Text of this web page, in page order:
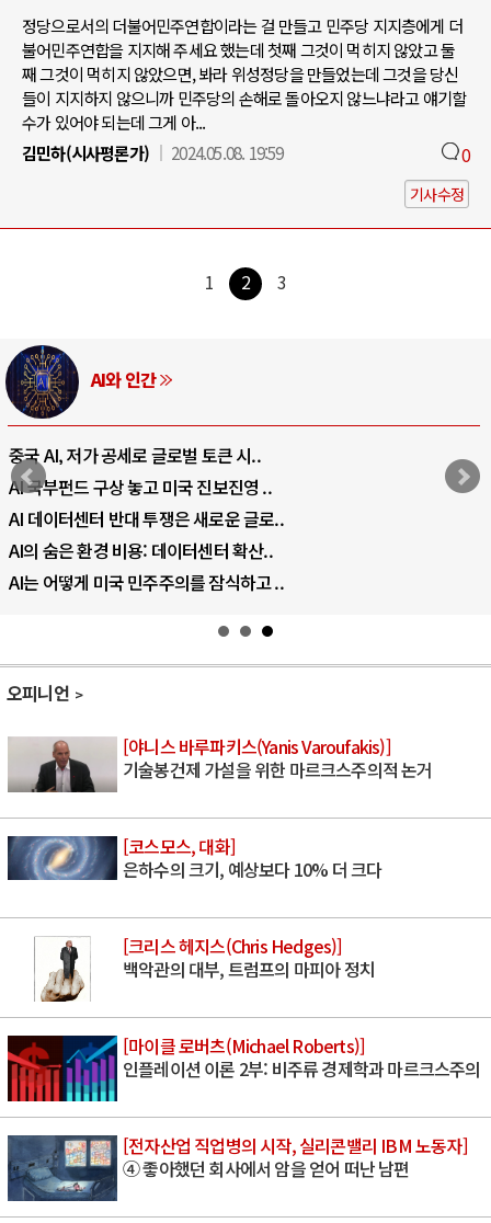
정당으로서의 더불어민주연합이라는 걸 만들고 민주당 지지층에게 더
불어민주연합을 지지해 주세요 했는데 첫째 그것이 먹히지 않았고 둘
째 그것이 먹히지 않았으면, 봐라 위성정당을 만들었는데 그것을 당신
들이 지지하지 않으니까 민주당의 손해로 돌아오지 않느냐라고 얘기할
수가 있어야 되는데 그게 아...
김민하(시사평론가)
2024.05.08. 19:59 0
기사수정
1 2 3
AI와 인간
중국 AI, 저가 공세로 글로벌 토큰 시..
AI 국부펀드 구상 놓고 미국 진보진영 ..
AI 데이터센터 반대 투쟁은 새로운 글로..
AI의 숨은 환경 비용: 데이터센터 확산..
AI는 어떻게 미국 민주주의를 잠식하고 ..
오피니언
[야니스 바루파키스(Yanis Varoufakis)]
기술봉건제 가설을 위한 마르크스주의적 논거
[코스모스, 대화]
은하수의 크기, 예상보다 10% 더 크다
[크리스 헤지스(Chris Hedges)]
백악관의 대부, 트럼프의 마피아 정치
[마이클 로버츠(Michael Roberts)]
인플레이션 이론 2부: 비주류 경제학과 마르크스주의
[전자산업 직업병의 시작, 실리콘밸리 IBM 노동자]
④ 좋아했던 회사에서 암을 얻어 떠난 남편